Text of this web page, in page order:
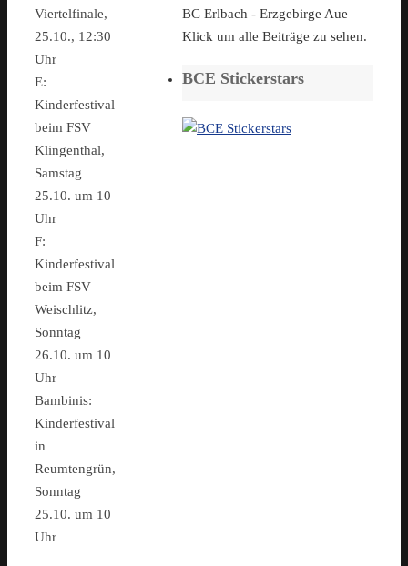
Viertelfinale,
25.10., 12:30
Uhr
E:
Kinderfestival
beim FSV
Klingenthal,
Samstag
25.10. um 10
Uhr
F:
Kinderfestival
beim FSV
Weischlitz,
Sonntag
26.10. um 10
Uhr
Bambinis:
Kinderfestival
in
Reumtengrün,
Sonntag
25.10. um 10
Uhr
BC Erlbach - Erzgebirge Aue
Klick um alle Beiträge zu sehen.
BCE Stickerstars